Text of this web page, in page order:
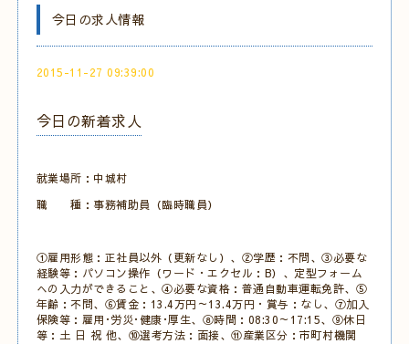
今日の求人情報
2015-11-27 09:39:00
今日の新着求人
就業場所：中城村
職 種：事務補助員（臨時職員）
①雇用形態：正社員以外（更新なし）、②学歴：不問、③必要な
経験等：パソコン操作（ワード・エクセル：B）、定型フォーム
への入力ができること、④必要な資格：普通自動車運転免許、⑤
年齢：不問、⑥賃金：13.4万円～13.4万円・賞与：なし、⑦加入
保険等：雇用･労災･健康･厚生、⑧時間：08:30～17:15、⑨休日
等：土 日 祝 他、⑩選考方法：面接、⑪産業区分：市町村機関